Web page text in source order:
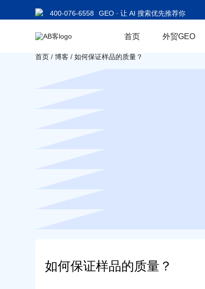
400-076-6558 GEO · 让 AI 搜索优先推荐你
首页 外贸GEO
首页 / 博客 / 如何保证样品的质量？
如何保证样品的质量？